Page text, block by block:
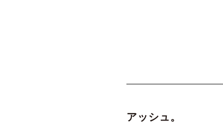
アッシュ。